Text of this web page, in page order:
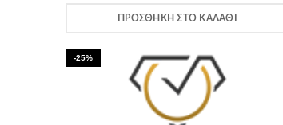
ΠΡΟΣΘΉΚΗ ΣΤΟ ΚΑΛΆΘΙ
-25%